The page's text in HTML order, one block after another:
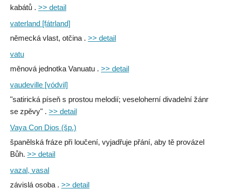
kabátů . >> detail
vaterland [fátrland]
německá vlast, otčina . >> detail
vatu
měnová jednotka Vanuatu . >> detail
vaudeville [vódvil]
"satirická píseň s prostou melodií; veseloherní divadelní žánr
se zpěvy" . >> detail
Vaya Con Dios (šp.)
španělská fráze při loučení, vyjadřuje přání, aby tě provázel
Bůh. >> detail
vazal, vasal
závislá osoba . >> detail